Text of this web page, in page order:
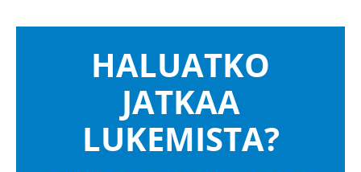
HALUATKO
JATKAA
LUKEMISTA?